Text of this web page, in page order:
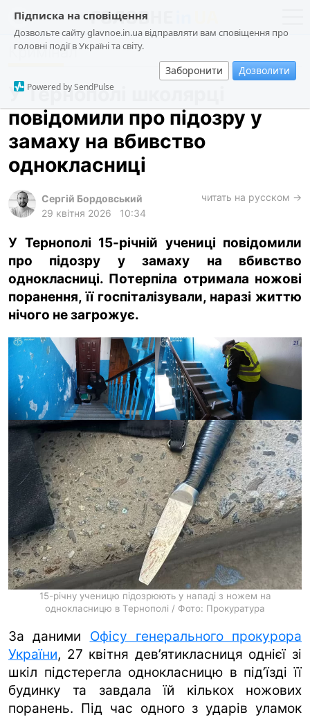
Підписка на сповіщення
Дозвольте сайту glavnoe.in.ua відправляти вам сповіщення про
головні події в Україні та світу.
Заборонити Дозволити
Powered by SendPulse
новини
про проєкт
суспільство
події
кримінал
харків
архів
gambling
ua ru en
Кримінал
У Тернополі школярці
повідомили про підозру у
замаху на вбивство
однокласниці
Сергій Бордовський
29 квітня 2026
10:34
читать на русском →
У Тернополі 15-річній учениці повідомили
про підозру у замаху на вбивство
однокласниці. Потерпіла отримала ножові
поранення, її госпіталізували, наразі життю
нічого не загрожує.
15-річну ученицю підозрюють у нападі з ножем на
однокласницю в Тернополі / Фото: Прокуратура
За даними Офісу генерального прокурора
України, 27 квітня дев’ятикласниця однієї зі
шкіл підстерегла однокласницю в під’їзді її
будинку та завдала їй кількох ножових
поранень. Під час одного з ударів уламок